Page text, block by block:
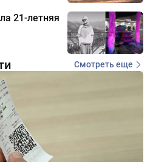
21-летняя
Смотреть еще